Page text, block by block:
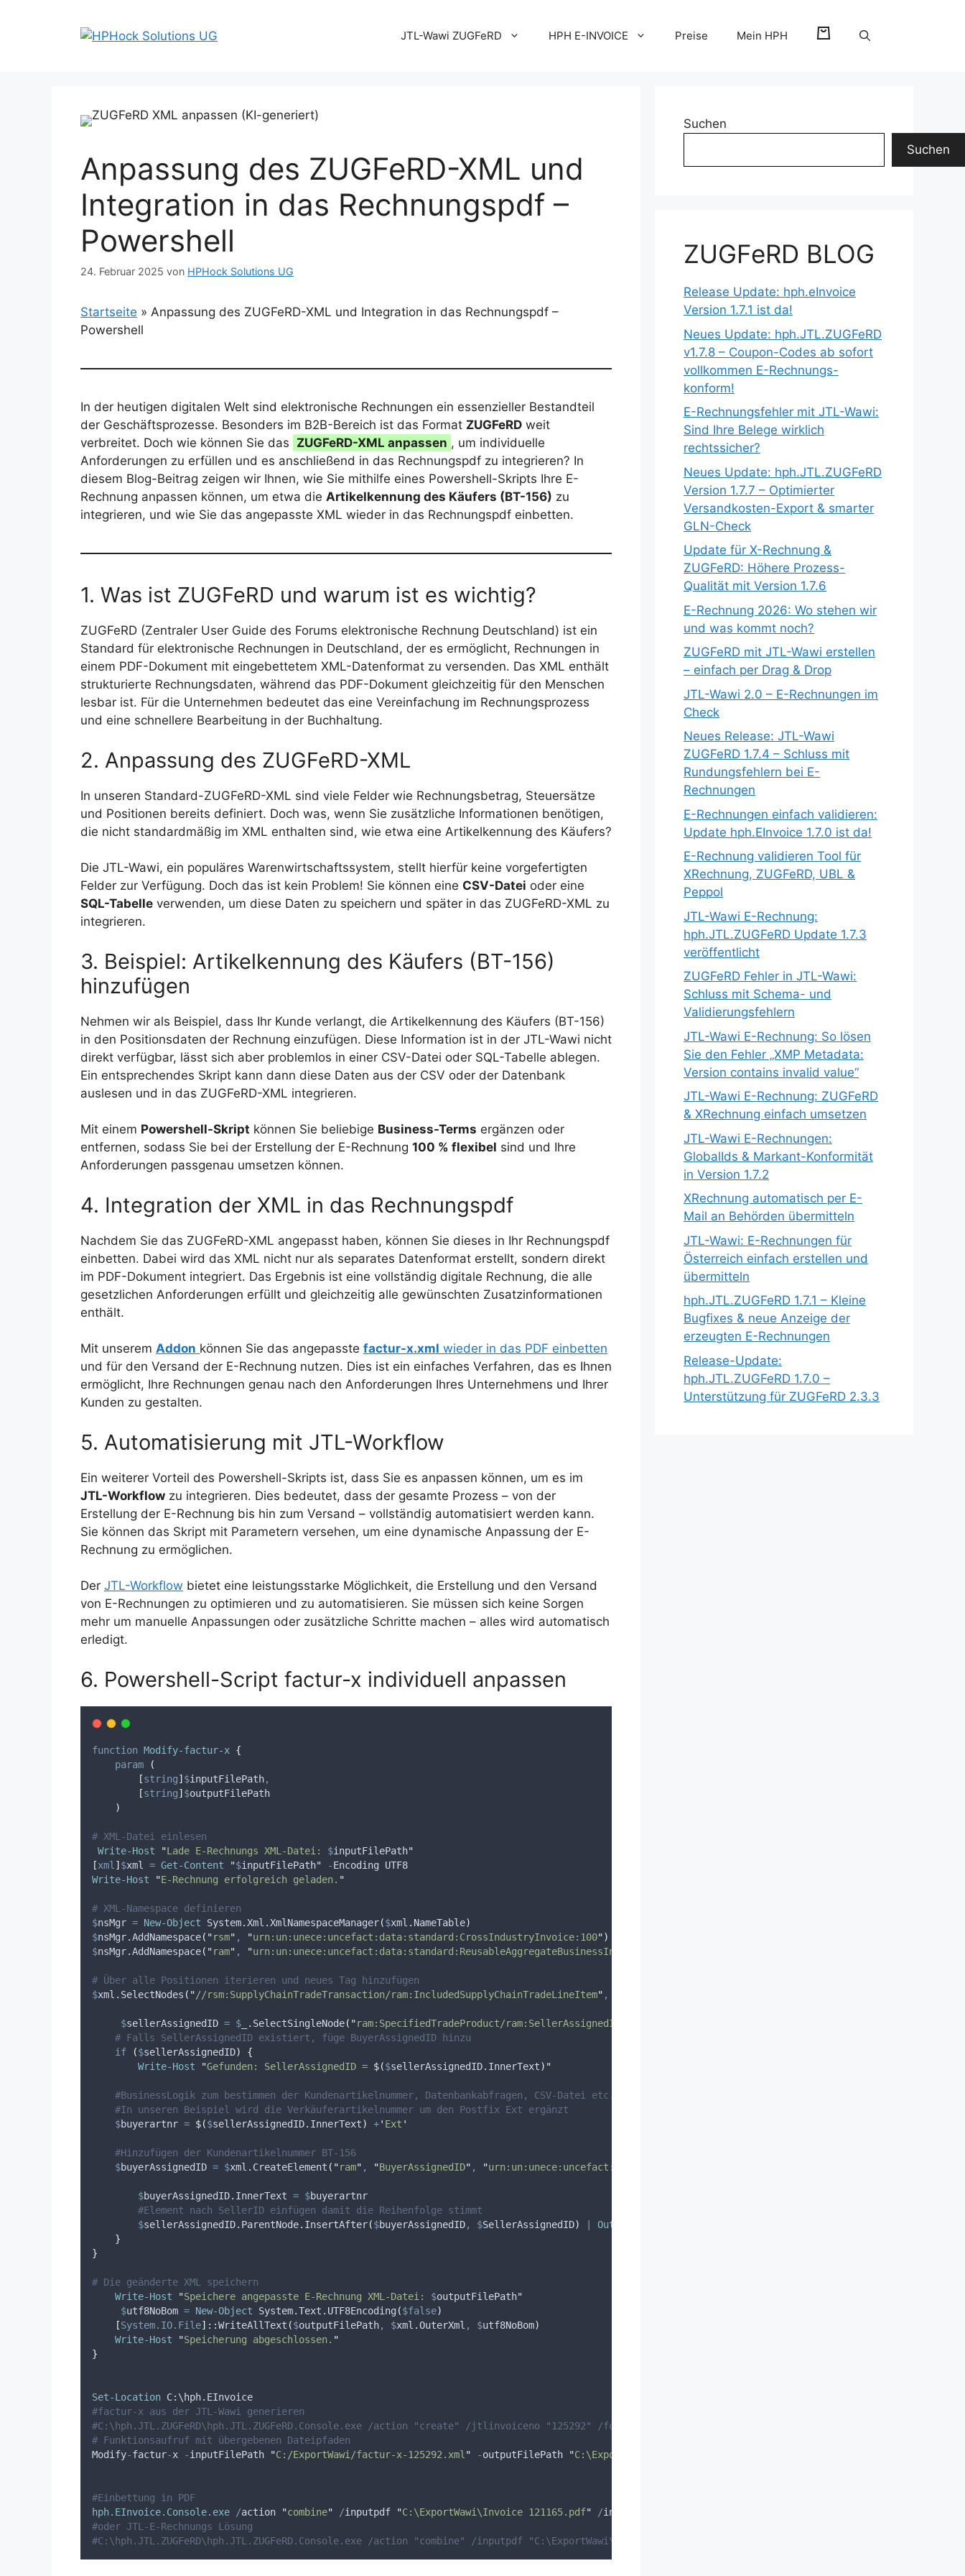
JTL-Wawi ZUGFeRD HPH E-INVOICE Preise Mein HPH
Anpassung des ZUGFeRD-XML und
Integration in das Rechnungspdf –
Powershell
24. Februar 2025 von HPHock Solutions UG
Startseite » Anpassung des ZUGFeRD-XML und Integration in das Rechnungspdf –
Powershell
In der heutigen digitalen Welt sind elektronische Rechnungen ein essenzieller Bestandteil
der Geschäftsprozesse. Besonders im B2B-Bereich ist das Format ZUGFeRD weit
verbreitet. Doch wie können Sie das ZUGFeRD-XML anpassen , um individuelle
Anforderungen zu erfüllen und es anschließend in das Rechnungspdf zu integrieren? In
diesem Blog-Beitrag zeigen wir Ihnen, wie Sie mithilfe eines Powershell-Skripts Ihre E-
Rechnung anpassen können, um etwa die Artikelkennung des Käufers (BT-156) zu
integrieren, und wie Sie das angepasste XML wieder in das Rechnungspdf einbetten.
1. Was ist ZUGFeRD und warum ist es wichtig?
ZUGFeRD (Zentraler User Guide des Forums elektronische Rechnung Deutschland) ist ein
Standard für elektronische Rechnungen in Deutschland, der es ermöglicht, Rechnungen in
einem PDF-Dokument mit eingebettetem XML-Datenformat zu versenden. Das XML enthält
strukturierte Rechnungsdaten, während das PDF-Dokument gleichzeitig für den Menschen
lesbar ist. Für die Unternehmen bedeutet das eine Vereinfachung im Rechnungsprozess
und eine schnellere Bearbeitung in der Buchhaltung.
2. Anpassung des ZUGFeRD-XML
In unseren Standard-ZUGFeRD-XML sind viele Felder wie Rechnungsbetrag, Steuersätze
und Positionen bereits definiert. Doch was, wenn Sie zusätzliche Informationen benötigen,
die nicht standardmäßig im XML enthalten sind, wie etwa eine Artikelkennung des Käufers?
Die JTL-Wawi, ein populäres Warenwirtschaftssystem, stellt hierfür keine vorgefertigten
Felder zur Verfügung. Doch das ist kein Problem! Sie können eine CSV-Datei oder eine
SQL-Tabelle verwenden, um diese Daten zu speichern und später in das ZUGFeRD-XML zu
integrieren.
3. Beispiel: Artikelkennung des Käufers (BT-156)
hinzufügen
Nehmen wir als Beispiel, dass Ihr Kunde verlangt, die Artikelkennung des Käufers (BT-156)
in den Positionsdaten der Rechnung einzufügen. Diese Information ist in der JTL-Wawi nicht
direkt verfügbar, lässt sich aber problemlos in einer CSV-Datei oder SQL-Tabelle ablegen.
Ein entsprechendes Skript kann dann diese Daten aus der CSV oder der Datenbank
auslesen und in das ZUGFeRD-XML integrieren.
Mit einem Powershell-Skript können Sie beliebige Business-Terms ergänzen oder
entfernen, sodass Sie bei der Erstellung der E-Rechnung 100 % flexibel sind und Ihre
Anforderungen passgenau umsetzen können.
4. Integration der XML in das Rechnungspdf
Nachdem Sie das ZUGFeRD-XML angepasst haben, können Sie dieses in Ihr Rechnungspdf
einbetten. Dabei wird das XML nicht nur als separates Datenformat erstellt, sondern direkt
im PDF-Dokument integriert. Das Ergebnis ist eine vollständig digitale Rechnung, die alle
gesetzlichen Anforderungen erfüllt und gleichzeitig alle gewünschten Zusatzinformationen
enthält.
Mit unserem Addon können Sie das angepasste factur-x.xml wieder in das PDF einbetten
und für den Versand der E-Rechnung nutzen. Dies ist ein einfaches Verfahren, das es Ihnen
ermöglicht, Ihre Rechnungen genau nach den Anforderungen Ihres Unternehmens und Ihrer
Kunden zu gestalten.
5. Automatisierung mit JTL-Workflow
Ein weiterer Vorteil des Powershell-Skripts ist, dass Sie es anpassen können, um es im
JTL-Workflow zu integrieren. Dies bedeutet, dass der gesamte Prozess – von der
Erstellung der E-Rechnung bis hin zum Versand – vollständig automatisiert werden kann.
Sie können das Skript mit Parametern versehen, um eine dynamische Anpassung der E-
Rechnung zu ermöglichen.
Der JTL-Workflow bietet eine leistungsstarke Möglichkeit, die Erstellung und den Versand
von E-Rechnungen zu optimieren und zu automatisieren. Sie müssen sich keine Sorgen
mehr um manuelle Anpassungen oder zusätzliche Schritte machen – alles wird automatisch
erledigt.
6. Powershell-Script factur-x individuell anpassen
function Modify-factur-x {
param
(
[string] $inputFilePath,
[string] $outputFilePath
)
# XML-Datei einlesen
Write-Host
"Lade E-Rechnungs XML-Datei: $inputFilePath"
[xml ] $xml = Get-Content "$inputFilePath" -Encoding UTF8
Write-Host
"E-Rechnung erfolgreich geladen. "
# XML-Namespace definieren
$nsMgr = New-Object System.Xml.XmlNamespaceManager($xml.NameTable)
$nsMgr.AddNamespace( "rsm" , "urn:un:unece:uncefact:data:standard:CrossIndustryInvoice:100")
$nsMgr.AddNamespace( "ram" , "urn:un:unece:uncefact:data:standard:ReusableAggregateBusinessInformationEntity:100
# Über alle Positionen iterieren und neues Tag hinzufügen
$xml.SelectNodes ( "//rsm:SupplyChainTradeTransaction/ram:IncludedSupplyChainTradeLineItem" ,
$sellerAssignedID = $ .SelectSingleNode( "ram:SpecifiedTradeProduct/ram:SellerAssignedID
# Falls SellerAssignedID existiert, füge BuyerAssignedID hinzu
if
($sellerAssignedID)
{
Write-Host
"Gefunden: SellerAssignedID = $($sellerAssignedID.InnerText) "
#BusinessLogik zum bestimmen der Kundenartikelnummer, Datenbankabfragen, CSV-Datei etc...
#In unseren Beispiel wird die Verkäuferartikelnummer um den Postfix Ext ergänzt
$buyerartnr = $($sellerAssignedID.InnerText) +' Ext '
#Hinzufügen der Kundenartikelnummer BT-156
$buyerAssignedID = $xml.CreateElement ( "ram" , "BuyerAssignedID" , "urn:un:unece:uncefact:data:standard:ReusableAggregateBusinessInformationEntity:100
$buyerAssignedID.InnerText = $buyerartnr
#Element nach SellerID einfügen damit die Reihenfolge stimmt
$sellerAssignedID.ParentNode.InsertAfter($buyerAssignedID, $SellerAssignedID)
Out-Null
}
}
# Die geänderte XML speichern
Write-Host
"Speichere angepasste E-Rechnung XML-Datei: $outputFilePath"
$utf8NoBom = New-Object System.Text.UTF8Encoding ($false)
[System.IO.File] ::WriteAllText ($outputFilePath, $xml.OuterXml , $utf8NoBom)
Write-Host
"Speicherung abgeschlossen. "
}
Set-Location C:\hph.EInvoice
#factur-x aus der JTL-Wawi generieren
#C:\hph.JTL.ZUGFeRD\hph.JTL.ZUGFeRD.Console.exe /action "create" /jtlinvoiceno "125292" /format "FACTUREX" /outputfile "C:/ExportWawi/factur-x-
# Funktionsaufruf mit übergebenen Dateipfaden
Modify-factur-x -inputFilePath "C:/ExportWawi/factur-x-125292.xml " -outputFilePath "C:\ExportWawi\factur-x-125292-new.xml
#Einbettung in PDF
hph.EInvoice.Console.exe
/action "combine" /inputpdf "C:\ExportWawi\Invoice 121165.pdf" /inputxml
#oder JTL-E-Rechnungs Lösung
#C:\hph.JTL.ZUGFeRD\hph.JTL.ZUGFeRD.Console.exe /action "combine" /inputpdf "C:\ExportWawi\Invoice 121165.pdf" /inputxml "C:\ExportWawi\factur-x-
Suchen
Suchen
ZUGFeRD BLOG
Release Update: hph.eInvoice
Version 1.7.1 ist da!
Neues Update: hph.JTL.ZUGFeRD
v1.7.8 – Coupon-Codes ab sofort
vollkommen E-Rechnungs-
konform!
E-Rechnungsfehler mit JTL-Wawi:
Sind Ihre Belege wirklich
rechtssicher?
Neues Update: hph.JTL.ZUGFeRD
Version 1.7.7 – Optimierter
Versandkosten-Export & smarter
GLN-Check
Update für X-Rechnung &
ZUGFeRD: Höhere Prozess-
Qualität mit Version 1.7.6
E-Rechnung 2026: Wo stehen wir
und was kommt noch?
ZUGFeRD mit JTL-Wawi erstellen
– einfach per Drag & Drop
JTL-Wawi 2.0 – E-Rechnungen im
Check
Neues Release: JTL-Wawi
ZUGFeRD 1.7.4 – Schluss mit
Rundungsfehlern bei E-
Rechnungen
E-Rechnungen einfach validieren:
Update hph.EInvoice 1.7.0 ist da!
E-Rechnung validieren Tool für
XRechnung, ZUGFeRD, UBL &
Peppol
JTL-Wawi E-Rechnung:
hph.JTL.ZUGFeRD Update 1.7.3
veröffentlicht
ZUGFeRD Fehler in JTL-Wawi:
Schluss mit Schema- und
Validierungsfehlern
JTL-Wawi E-Rechnung: So lösen
Sie den Fehler „XMP Metadata:
Version contains invalid value“
JTL-Wawi E-Rechnung: ZUGFeRD
& XRechnung einfach umsetzen
JTL-Wawi E-Rechnungen:
GlobalIds & Markant-Konformität
in Version 1.7.2
XRechnung automatisch per E-
Mail an Behörden übermitteln
JTL-Wawi: E-Rechnungen für
Österreich einfach erstellen und
übermitteln
hph.JTL.ZUGFeRD 1.7.1 – Kleine
Bugfixes & neue Anzeige der
erzeugten E-Rechnungen
Release-Update:
hph.JTL.ZUGFeRD 1.7.0 –
Unterstützung für ZUGFeRD 2.3.3